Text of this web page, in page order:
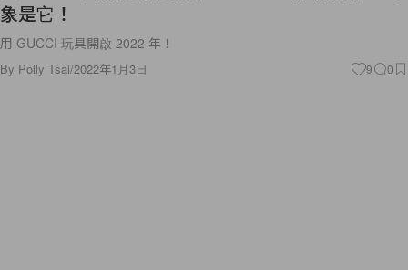
象是它！
用 GUCCI 玩具開啟 2022 年！
By Polly Tsai/2022年1月3日 9 0